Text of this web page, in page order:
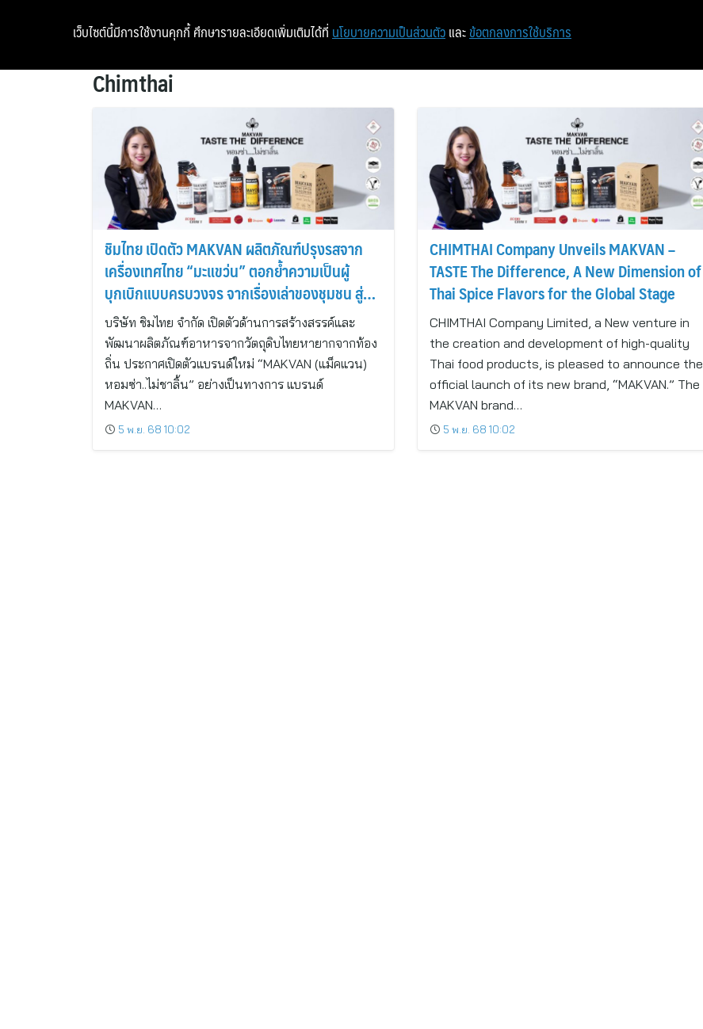
หน้าแรก ท่องเที่ยว
Chimthai
ชิมไทย เปิดตัว MAKVAN ผลิตภัณฑ์ปรุงรสจาก
เครื่องเทศไทย “มะแขว่น” ตอกย้ำความเป็นผู้
บุกเบิกแบบครบวงจร จากเรื่องเล่าของชุมชน สู่
รสชาติที่เปลี่ยนโลกอาหารไทยอย่างมีเอกลักษณ์
บริษัท ชิมไทย จำกัด เปิดตัวด้านการสร้างสรรค์และ
พัฒนาผลิตภัณฑ์อาหารจากวัตถุดิบไทยหายากจากท้อง
ถิ่น ประกาศเปิดตัวแบรนด์ใหม่ “MAKVAN (แม็คแวน)
หอมซ่า..ไม่ชาลิ้น” อย่างเป็นทางการ แบรนด์
MAKVAN…
5 พ.ย. 68 10:02
CHIMTHAI Company Unveils MAKVAN –
TASTE The Difference, A New Dimension of
Thai Spice Flavors for the Global Stage
CHIMTHAI Company Limited, a New venture in
the creation and development of high-quality
Thai food products, is pleased to announce the
official launch of its new brand, “MAKVAN.” The
MAKVAN brand…
5 พ.ย. 68 10:02
เว็บไซต์นี้มีการใช้งานคุกกี้ ศึกษารายละเอียดเพิ่มเติมได้ที่ นโยบายความเป็นส่วนตัว และ ข้อตกลงการใช้บริการ